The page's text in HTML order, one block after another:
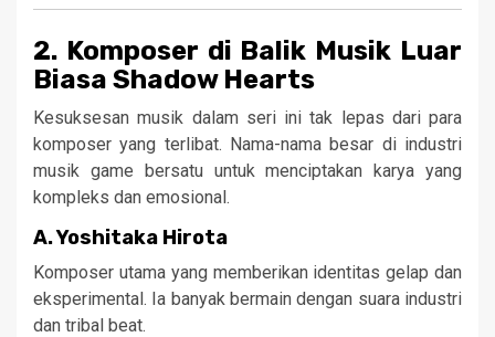
2. Komposer di Balik Musik Luar
Biasa Shadow Hearts
Kesuksesan musik dalam seri ini tak lepas dari para
komposer yang terlibat. Nama-nama besar di industri
musik game bersatu untuk menciptakan karya yang
kompleks dan emosional.
A.Yoshitaka Hirota
Komposer utama yang memberikan identitas gelap dan
eksperimental. Ia banyak bermain dengan suara industri
dan tribal beat.